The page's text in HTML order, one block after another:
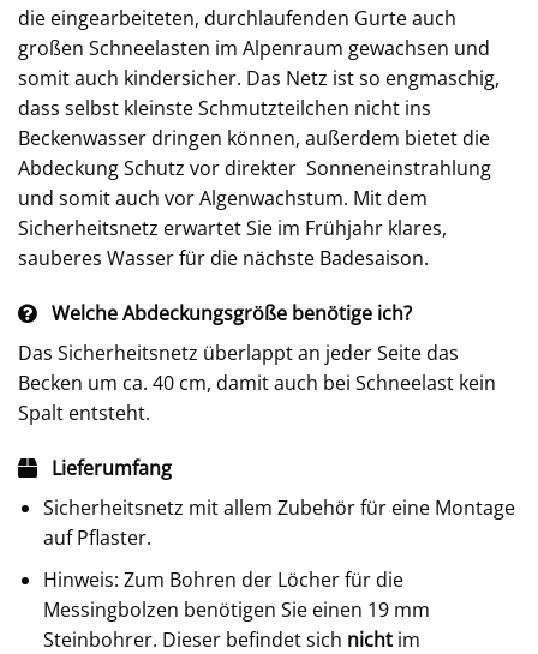
die eingearbeiteten, durchlaufenden Gurte auch
großen Schneelasten im Alpenraum gewachsen und
somit auch kindersicher. Das Netz ist so engmaschig,
dass selbst kleinste Schmutzteilchen nicht ins
Beckenwasser dringen können, außerdem bietet die
Abdeckung Schutz vor direkter Sonneneinstrahlung
und somit auch vor Algenwachstum. Mit dem
Sicherheitsnetz erwartet Sie im Frühjahr klares,
sauberes Wasser für die nächste Badesaison.
Welche Abdeckungsgröße benötige ich?
Das Sicherheitsnetz überlappt an jeder Seite das
Becken um ca. 40 cm, damit auch bei Schneelast kein
Spalt entsteht.
Lieferumfang
Sicherheitsnetz mit allem Zubehör für eine Montage
auf Pflaster.
Hinweis: Zum Bohren der Löcher für die
Messingbolzen benötigen Sie einen 19 mm
Steinbohrer. Dieser befindet sich nichtim